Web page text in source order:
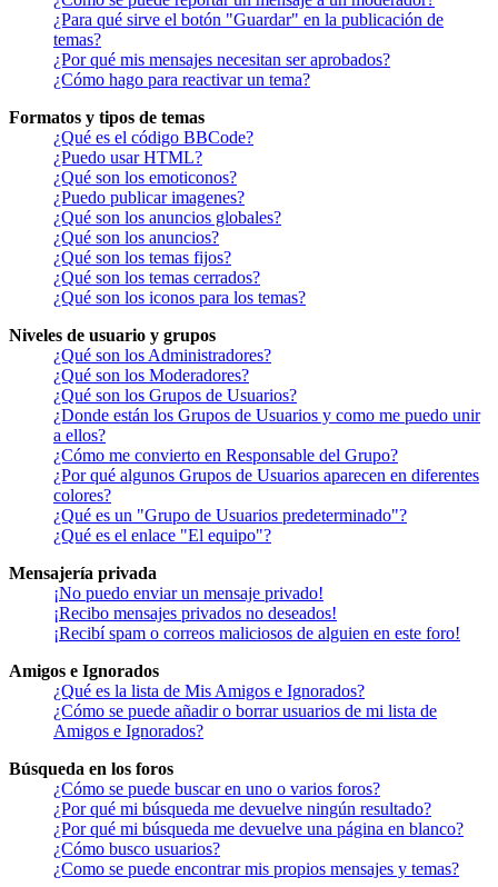
¿Para qué sirve el botón "Guardar" en la publicación de
temas?
¿Por qué mis mensajes necesitan ser aprobados?
¿Cómo hago para reactivar un tema?
Formatos y tipos de temas
¿Qué es el código BBCode?
¿Puedo usar HTML?
¿Qué son los emoticonos?
¿Puedo publicar imagenes?
¿Qué son los anuncios globales?
¿Qué son los anuncios?
¿Qué son los temas fijos?
¿Qué son los temas cerrados?
¿Qué son los iconos para los temas?
Niveles de usuario y grupos
¿Qué son los Administradores?
¿Qué son los Moderadores?
¿Qué son los Grupos de Usuarios?
¿Donde están los Grupos de Usuarios y como me puedo unir
a ellos?
¿Cómo me convierto en Responsable del Grupo?
¿Por qué algunos Grupos de Usuarios aparecen en diferentes
colores?
¿Qué es un "Grupo de Usuarios predeterminado"?
¿Qué es el enlace "El equipo"?
Mensajería privada
¡No puedo enviar un mensaje privado!
¡Recibo mensajes privados no deseados!
¡Recibí spam o correos maliciosos de alguien en este foro!
Amigos e Ignorados
¿Qué es la lista de Mis Amigos e Ignorados?
¿Cómo se puede añadir o borrar usuarios de mi lista de
Amigos e Ignorados?
Búsqueda en los foros
¿Cómo se puede buscar en uno o varios foros?
¿Por qué mi búsqueda me devuelve ningún resultado?
¿Por qué mi búsqueda me devuelve una página en blanco?
¿Cómo busco usuarios?
¿Como se puede encontrar mis propios mensajes y temas?